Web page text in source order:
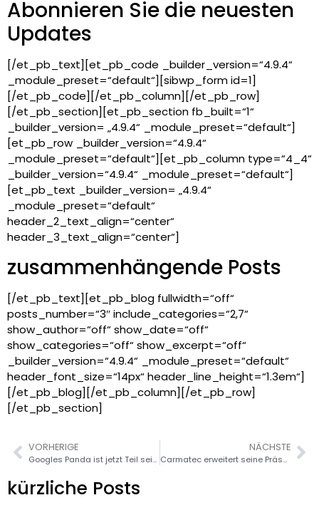
Abonnieren Sie die neuesten
Updates
[/et_pb_text][et_pb_code _builder_version=“4.9.4“
_module_preset=“default“][sibwp_form id=1]
[/et_pb_code][/et_pb_column][/et_pb_row]
[/et_pb_section][et_pb_section fb_built=“1“
_builder_version= „4.9.4“ _module_preset=“default“]
[et_pb_row _builder_version=“4.9.4“
_module_preset=“default“][et_pb_column type=“4_4“
_builder_version=“4.9.4“ _module_preset=“default“]
[et_pb_text _builder_version= „4.9.4“
_module_preset=“default“
header_2_text_align=“center“
header_3_text_align=“center“]
zusammenhängende Posts
[/et_pb_text][et_pb_blog fullwidth=“off“
posts_number=“3″ include_categories=“2,7“
show_author=“off“ show_date=“off“
show_categories=“off“ show_excerpt=“off“
_builder_version=“4.9.4“ _module_preset=“default“
header_font_size=“14px“ header_line_height=“1.3em“]
[/et_pb_blog][/et_pb_column][/et_pb_row]
[/et_pb_section]
VORHERIGE
Googles Panda ist jetzt Teil seines zentralen Ranking-Algorithmus
NÄCHSTE
Carmatec erweitert seine Präsenz in Kalifornien mit der Ernennung wichtiger Führungskräfte
kürzliche Posts